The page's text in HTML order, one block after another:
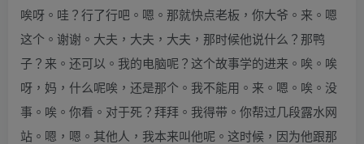
唉呀。哇？行了行吧。嗯。那就快点老板，你大爷。来。嗯
这个。谢谢。大夫，大夫，大夫，那时候他说什么？那鸭
子？来。还可以。我的电脑呢？这个故事学的进来。唉。唉
呀，妈，什么呢唉，还是那个。我不能用。来。嗯。唉。没
事。唉。你看。对于死？拜拜。我得带。你帮过几段露水网
站。嗯，嗯。其他人，我本来叫他呢。这时候，因为他跟那